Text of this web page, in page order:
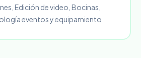
Edición de video, Bocinas,
eventos y equipamiento